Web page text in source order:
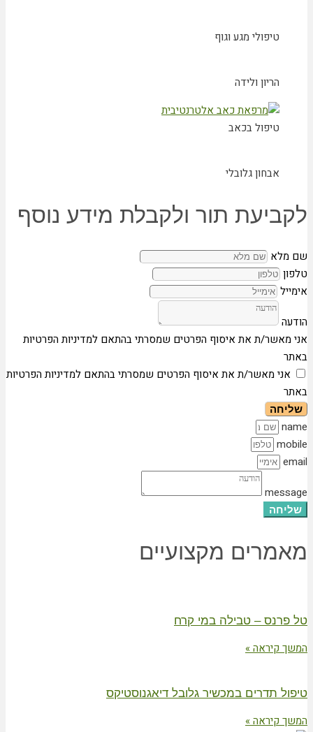
טיפולי מגע וגוף
הריון ולידה
טיפול בכאב
אבחון גלובלי
לקביעת תור ולקבלת מידע נוסף
שם מלא
טלפון
אימייל
הודעה
אני מאשר/ת את איסוף הפרטים שמסרתי בהתאם למדיניות הפרטיות
באתר
אני מאשר/ת את איסוף הפרטים שמסרתי בהתאם למדיניות הפרטיות
באתר
שליחה
name
mobile
email
message
שליחה
מאמרים מקצועיים
טל פרנס – טבילה במי קרח
המשך קיראה »
טיפול תדרים במכשיר גלובל דיאגנוסטיקס
המשך קיראה »